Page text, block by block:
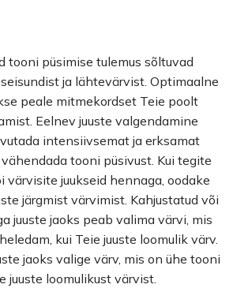
tooni püsimise tulemus sõltuvad
ja lähtevärvist. Optimaalne
peale mitmekordset Teie poolt
Eelnev juuste valgendamine
intensiivsemat ja erksamat
tooni püsivust. Kui tegite
värvisite juukseid hennaga, oodake
järgmist värvimist. Kahjustatud või
juuste jaoks peab valima värvi, mis
kui Teie juuste loomulik värv.
jaoks valige värv, mis on ühe tooni
juuste loomulikust värvist.